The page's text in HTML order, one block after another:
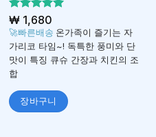
5 중에서
4.96로 평
가됨
₩1,680
🚀빠른배송 온가족이 즐기는 자
가리코 타임~! 독특한 풍미와 단
맛이 특징 큐슈 간장과 치킨의 조
합
장바구니